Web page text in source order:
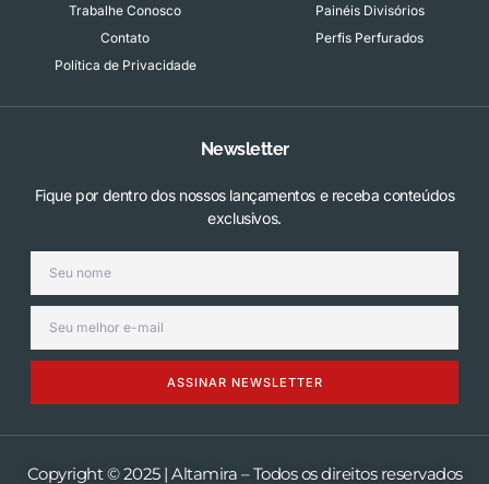
Trabalhe Conosco
Contato
Política de Privacidade
Painéis Divisórios
Perfis Perfurados
Newsletter
Fique por dentro dos nossos lançamentos e receba conteúdos
exclusivos.
ASSINAR NEWSLETTER
Copyright © 2025 | Altamira – Todos os direitos reservados